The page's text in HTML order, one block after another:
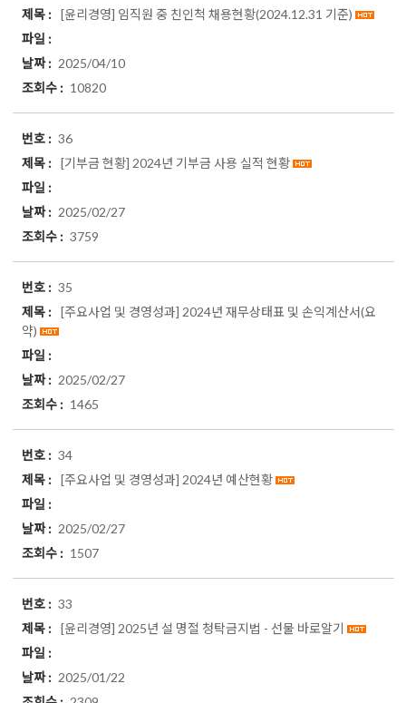
[윤리경영] 임직원 중 친인척 채용현황(2024.12.31 기준)
2025/04/10
10820
36
[기부금 현황] 2024년 기부금 사용 실적 현황
2025/02/27
3759
35
[주요사업 및 경영성과] 2024년 재무상태표 및 손익계산서(요
약)
2025/02/27
1465
34
[주요사업 및 경영성과] 2024년 예산현황
2025/02/27
1507
33
[윤리경영] 2025년 설 명절 청탁금지법 - 선물 바로알기
2025/01/22